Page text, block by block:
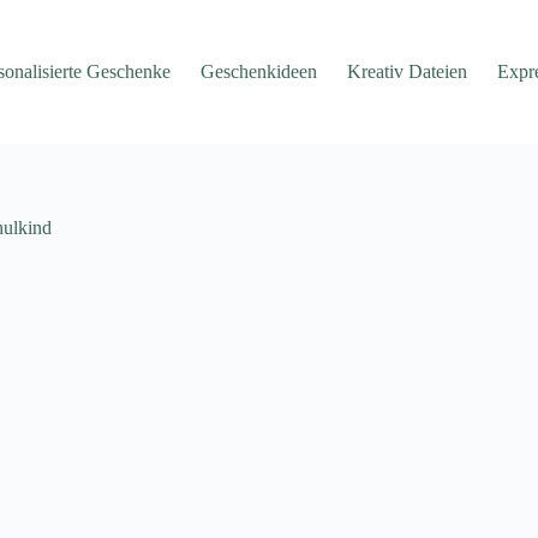
Geschenke Geschenkideen Kreativ Dateien